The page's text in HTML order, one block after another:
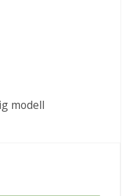
modell